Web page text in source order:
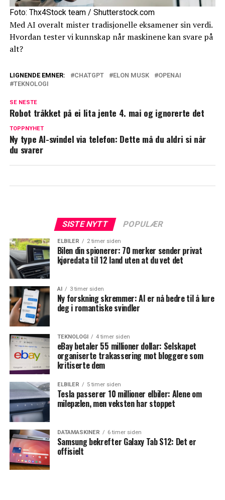
Foto: Thx4Stock team / Shutterstock.com
Med AI overalt mister tradisjonelle eksamener sin verdi.
Hvordan tester vi kunnskap når maskinene kan svare på
alt?
LIGNENDE EMNER: CHATGPT ELON MUSK
OPENAI
TEKNOLOGI
SE NESTE
Robot tråkket på ei lita jente 4. mai og ignorerte det
TOPPNYHET
Ny type AI-svindel via telefon: Dette må du aldri si når
du svarer
SISTE NYTT POPULÆR
ELBILER 2 timer siden
Bilen din spionerer: 70 merker sender privat
kjøredata til 12 land uten at du vet det
AI 3 timer siden
Ny forskning skremmer: AI er nå bedre til å lure
deg i romantiske svindler
TEKNOLOGI 4 timer siden
eBay betaler 55 millioner dollar: Selskapet
organiserte trakassering mot bloggere som
kritiserte dem
ELBILER 5 timer siden
Tesla passerer 10 millioner elbiler: Alene om
milepælen, men veksten har stoppet
DATAMASKINER 6 timer siden
Samsung bekrefter Galaxy Tab S12: Det er
offisielt